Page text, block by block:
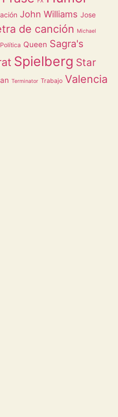
John Williams Jose
de canción Michael
Política Queen Sagra's
Spielberg Star
Terminator Trabajo Valencia